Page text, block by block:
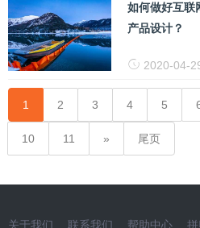
如何做好互联
产品设计？
2020-04-
1 2 3 4 5
10 11 尾页
关于我们 联系我们 帮助中心